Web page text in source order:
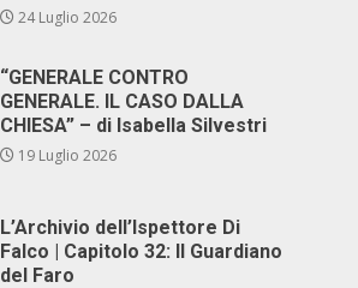
24 Luglio 2026
“GENERALE CONTRO
GENERALE. IL CASO DALLA
CHIESA” – di Isabella Silvestri
19 Luglio 2026
L’Archivio dell’Ispettore Di
Falco | Capitolo 32: Il Guardiano
del Faro